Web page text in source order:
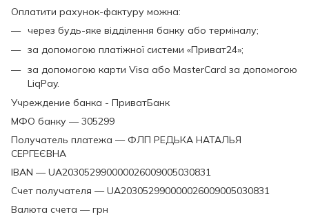
Оплатити рахунок-фактуру можна:
через будь-яке відділення банку або терміналу;
за допомогою платіжної системи «Приват24»;
за допомогою карти Visa або MasterCard за допомогою
LiqPay.
Учреждение банка - ПриватБанк
МФО банку — 305299
Получатель платежа — ФЛП РЕДЬКА НАТАЛЬЯ
СЕРГЕЄВНА
IBAN — UA203052990000026009005030831
Счет получателя — UA203052990000026009005030831
Валюта счета — грн